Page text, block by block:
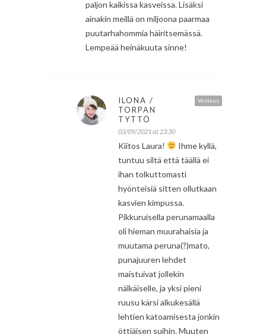
paljon kaikissa kasveissa. Lisäksi
ainakin meillä on miljoona paarmaa
puutarhahommia häiritsemässä.
Lempeää heinäkuuta sinne!
Vastaus
ILONA /
TORPAN
TYTTÖ
03/09/2021 at 23:30
Kiitos Laura!
Ihme kyllä,
tuntuu siltä että täällä ei
ihan tolkuttomasti
hyönteisiä sitten ollutkaan
kasvien kimpussa.
Pikkuruisella perunamaalla
oli hieman muurahaisia ja
muutama peruna(?)mato,
punajuuren lehdet
maistuivat jollekin
nälkäiselle, ja yksi pieni
ruusu kärsi alkukesällä
lehtien katoamisesta jonkin
öttiäisen suihin. Muuten